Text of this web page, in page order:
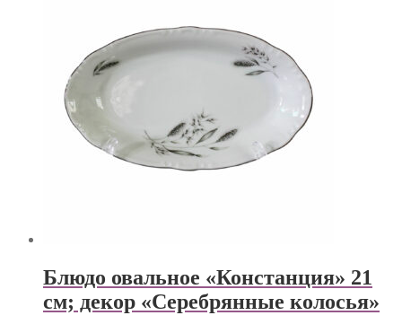
Блюдо овальное «Констанция» 21
см; декор «Серебрянные колосья»